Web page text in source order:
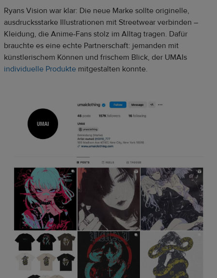
Ryans Vision war klar: Die neue Marke sollte originelle,
ausdrucksstarke Illustrationen mit Streetwear verbinden –
Kleidung, die Anime-Fans stolz im Alltag tragen. Dafür
brauchte es eine echte Partnerschaft: jemanden mit
künstlerischem Können und frischem Blick, der UMAIs
individuelle Produkte mitgestalten konnte.